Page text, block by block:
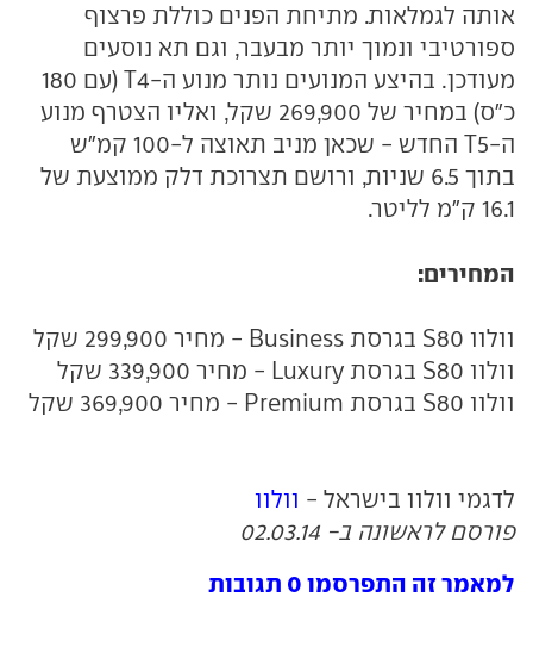
אותה לגמלאות. מתיחת הפנים כוללת פרצוף
ספורטיבי ונמוך יותר מבעבר, וגם תא נוסעים
מעודכן. בהיצע המנועים נותר מנוע ה-T4 (עם 180
כ"ס) במחיר של 269,900 שקל, ואליו הצטרף מנוע
ה-T5 החדש - שכאן מניב תאוצה ל-100 קמ"ש
בתוך 6.5 שניות, ורושם תצרוכת דלק ממוצעת של
16.1 ק"מ לליטר.
המחירים:
וולוו S80 בגרסת Business - מחיר 299,900 שקל
וולוו S80 בגרסת Luxury - מחיר 339,900 שקל
וולוו S80 בגרסת Premium - מחיר 369,900 שקל
לדגמי וולוו בישראל - וולוו
פורסם לראשונה ב- 02.03.14
למאמר זה התפרסמו 0 תגובות